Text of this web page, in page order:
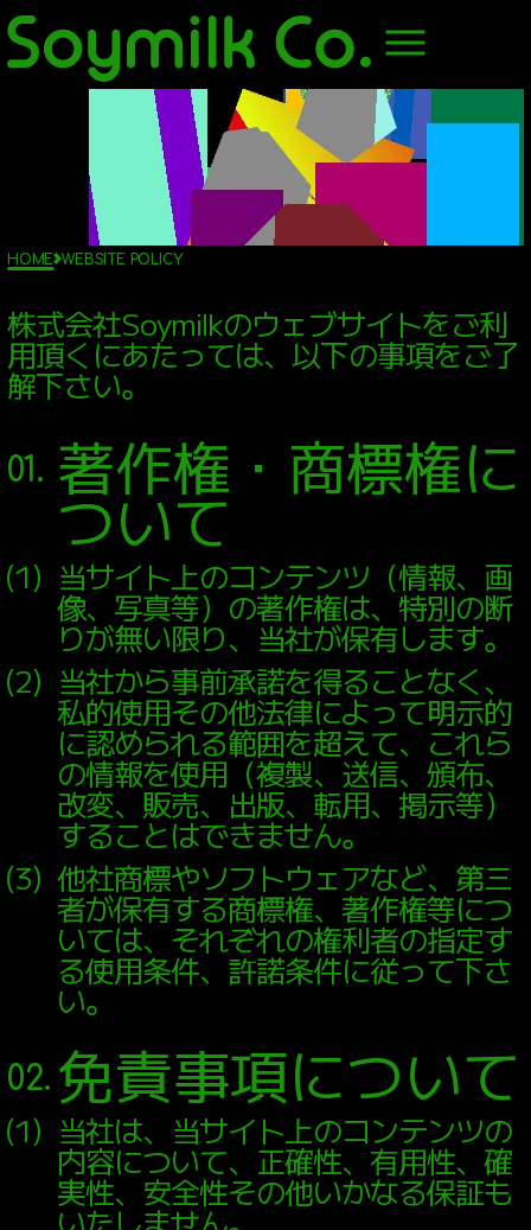
HOME
ABOUTUS
PRODUCE
MUSIC PRODUCE
STAGE PRODUCE
AGENT
MOVIE PRODUCE
MUSIC VIDEO
PRODUCE
CONSULTING
CASTING
BRANDING
WEBSITEPRODUCE
SERVICE
WORKS
NEWS
COMPANY
RECRUIT
MESSAGE
ONEDAY
GUIDELINE
HOME WEBSITE POLICY
株式会社Soymilkのウェブサイトをご利
用頂くにあたっては、以下の事項をご了
解下さい。
01. 著作権・商標権に
ついて
1） 当サイト上のコンテンツ（情報、画
像、写真等）の著作権は、特別の断
りが無い限り、当社が保有します。
2） 当社から事前承諾を得ることなく、
私的使用その他法律によって明示的
に認められる範囲を超えて、これら
の情報を使用（複製、送信、頒布、
改変、販売、出版、転用、掲示等）
することはできません。
3）他社商標やソフトウェアなど、第三
者が保有する商標権、著作権等につ
いては、それぞれの権利者の指定す
る使用条件、許諾条件に従って下さ
い。
02. 免責事項について
1） 当社は、当サイト上のコンテンツの
内容について、正確性、有用性、確
実性、安全性その他いかなる保証も